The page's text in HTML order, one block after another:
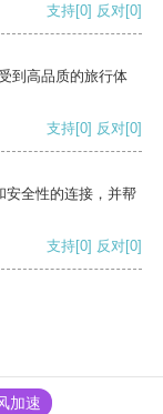
支持[0] 反对[0]
到高品质的旅行体
支持[0] 反对[0]
安全性的连接，并帮
支持[0] 反对[0]
加速